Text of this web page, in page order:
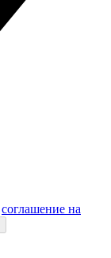
соглашение на